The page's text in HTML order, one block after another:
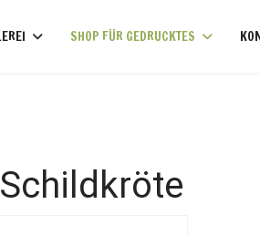
SHOP FÜR GEDRUCKTES